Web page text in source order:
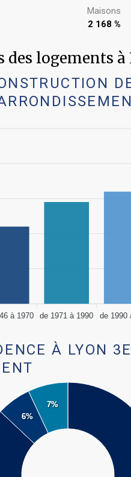
Maisons
2 168 %
logements à
à 1970 de 1971 à 1990 de 1990
À LYON
6%
7%